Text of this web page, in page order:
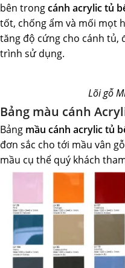
bên trongcánh acrylic tủ
tốt, chống ẩm và mối mọt
tăng độ cứng cho cánh tủ,
trình sử dụng.
Lõi gỗ
Bảng màu cánh
Bảng mầu cánh acrylic tủ
đơn sắc cho tới mầu vân
mầu cụ thể quý khách